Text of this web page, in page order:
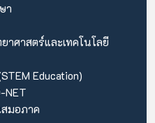
า
าศาสตร์และเทคโนโลยี
Education)
NET
มอภาค